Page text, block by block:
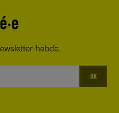
hebdo.
OK